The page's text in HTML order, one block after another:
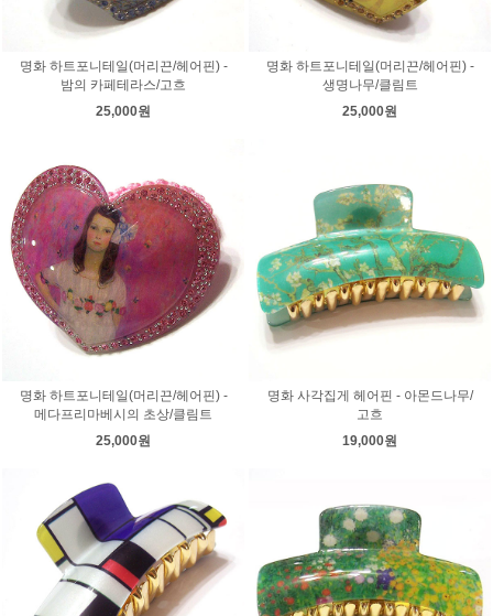
명화 하트포니테일(머리끈/헤어핀) -
밤의 카페테라스/고흐
25,000원
명화 하트포니테일(머리끈/헤어핀) -
생명나무/클림트
25,000원
명화 하트포니테일(머리끈/헤어핀) -
메다프리마베시의 초상/클림트
25,000원
명화 사각집게 헤어핀 - 아몬드나무/
고흐
19,000원